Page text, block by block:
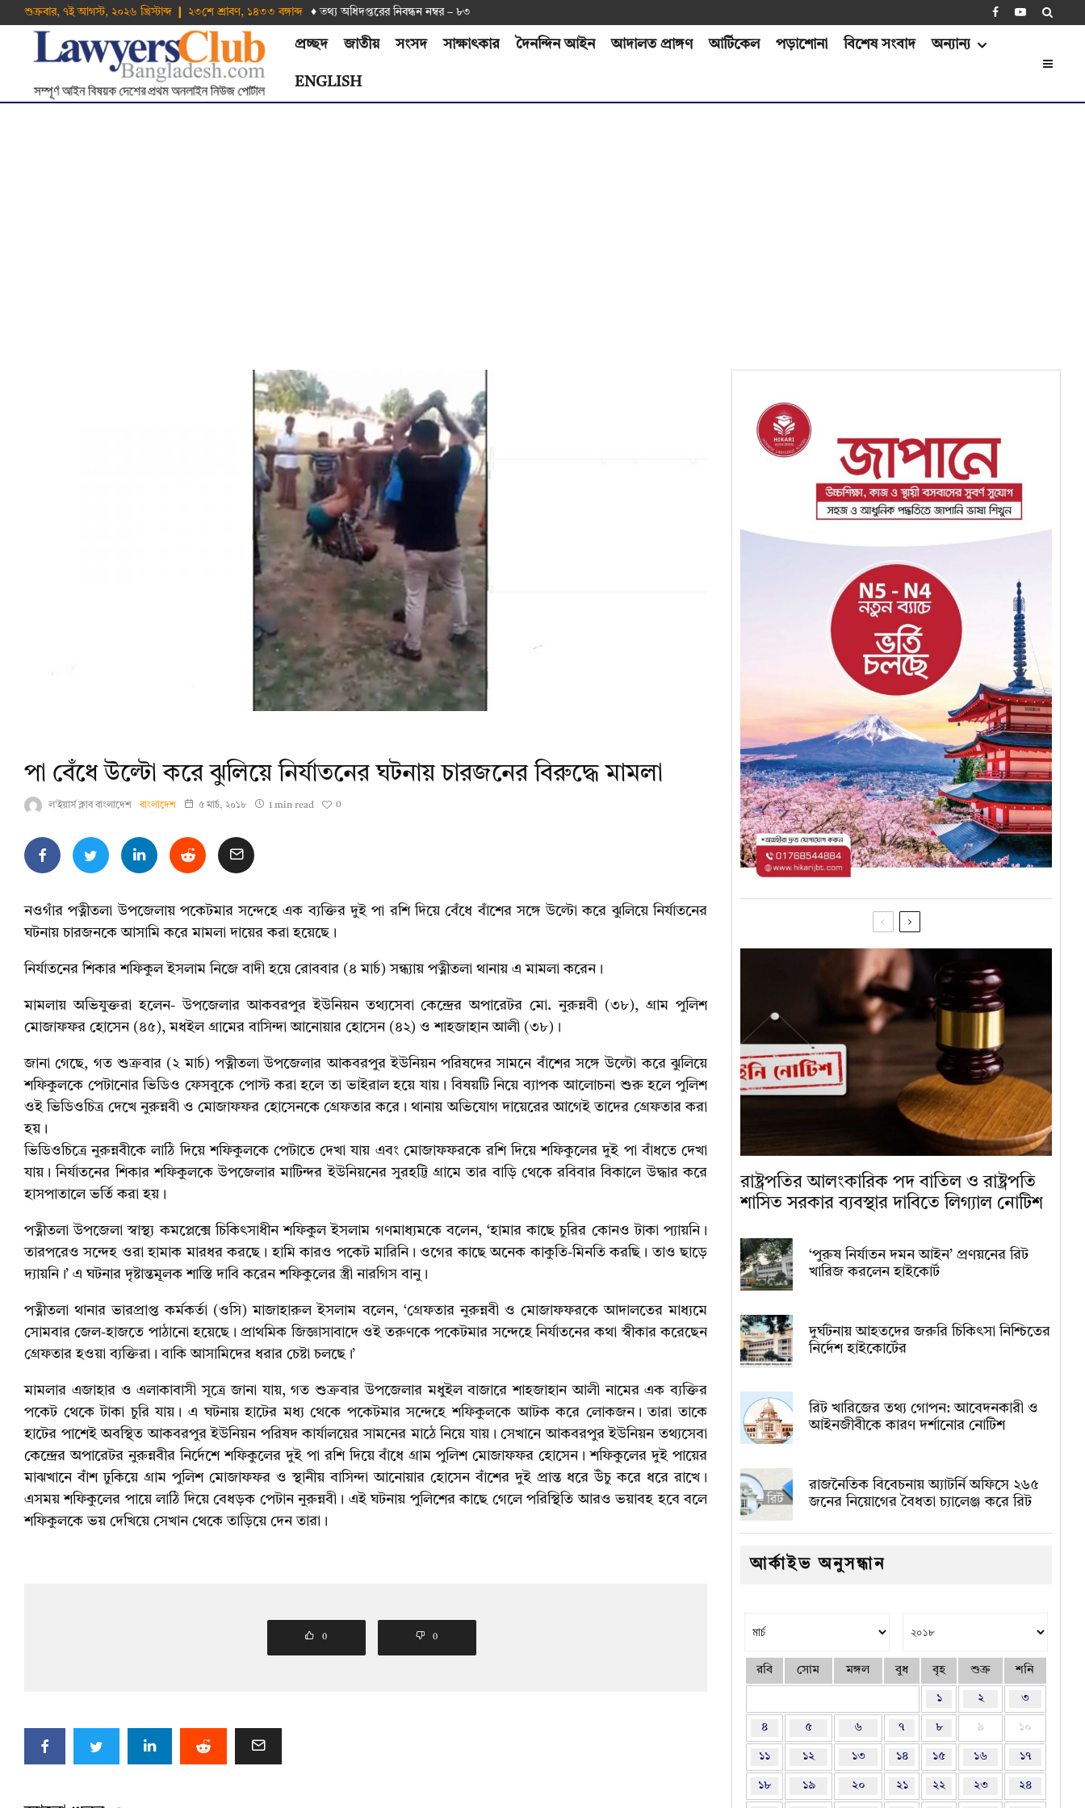
শুক্রবার, ৭ই আগস্ট, ২০২৬ খ্রিস্টাব্দ ❙ ২৩শে শ্রাবণ, ১৪৩৩ বঙ্গাব্দ ♦ তথ‌্য অ‌ধিদপ্ত‌রের নিবন্ধন নম্বর – ৮৩
প্রচ্ছদ জাতীয় সংসদ সাক্ষাৎকার দৈনন্দিন আইন আদালত প্রাঙ্গণ আর্টিকেল পড়াশোনা বিশেষ সংবাদ অন্যান্য
ENGLISH
পা বেঁধে উল্টো করে ঝুলিয়ে নির্যাতনের ঘটনায় চারজনের বিরুদ্ধে মামলা
ল'ইয়ার্স ক্লাব বাংলাদেশ বাংলাদেশ ৫ মার্চ, ২০১৮ 1 min read 0
নওগাঁর পত্নীতলা উপজেলায় পকেটমার সন্দেহে এক ব্যক্তির দুই পা রশি দিয়ে বেঁধে বাঁশের সঙ্গে উল্টো করে ঝুলিয়ে নির্যাতনের
ঘটনায় চারজনকে আসামি করে মামলা দায়ের করা হয়েছে।
নির্যাতনের শিকার শফিকুল ইসলাম নিজে বাদী হয়ে রোববার (৪ মার্চ) সন্ধ্যায় পত্নীতলা থানায় এ মামলা করেন।
মামলায় অভিযুক্তরা হলেন- উপজেলার আকবরপুর ইউনিয়ন তথ্যসেবা কেন্দ্রের অপারেটর মো. নুরুন্নবী (৩৮), গ্রাম পুলিশ
মোজাফফর হোসেন (৪৫), মধইল গ্রামের বাসিন্দা আনোয়ার হোসেন (৪২) ও শাহজাহান আলী (৩৮)।
জানা গেছে, গত শুক্রবার (২ মার্চ) পত্নীতলা উপজেলার আকবরপুর ইউনিয়ন পরিষদের সামনে বাঁশের সঙ্গে উল্টো করে ঝুলিয়ে
শফিকুলকে পেটানোর ভিডিও ফেসবুকে পোস্ট করা হলে তা ভাইরাল হয়ে যায়। বিষয়টি নিয়ে ব্যাপক আলোচনা শুরু হলে পুলিশ
ওই ভিডিওচিত্র দেখে নুরুন্নবী ও মোজাফফর হোসেনকে গ্রেফতার করে। থানায় অভিযোগ দায়েরের আগেই তাদের গ্রেফতার করা
হয়।
ভিডিওচিত্রে নুরুন্নবীকে লাঠি দিয়ে শফিকুলকে পেটাতে দেখা যায় এবং মোজাফফরকে রশি দিয়ে শফিকুলের দুই পা বাঁধতে দেখা
যায়। নির্যাতনের শিকার শফিকুলকে উপজেলার মাটিন্দর ইউনিয়নের সুরহট্টি গ্রামে তার বাড়ি থেকে রবিবার বিকালে উদ্ধার করে
হাসপাতালে ভর্তি করা হয়।
পত্নীতলা উপজেলা স্বাস্থ্য কমপ্লেক্সে চিকিৎসাধীন শফিকুল ইসলাম গণমাধ্যমকে বলেন, ‘হামার কাছে চুরির কোনও টাকা প্যায়নি।
তারপরেও সন্দেহ ওরা হামাক মারধর করছে। হামি কারও পকেট মারিনি। ওগের কাছে অনেক কাকুতি-মিনতি করছি। তাও ছাড়ে
দ্যায়নি।’ এ ঘটনার দৃষ্টান্তমূলক শাস্তি দাবি করেন শফিকুলের স্ত্রী নারগিস বানু।
পত্নীতলা থানার ভারপ্রাপ্ত কর্মকর্তা (ওসি) মাজাহারুল ইসলাম বলেন, ‘গ্রেফতার নুরুন্নবী ও মোজাফফরকে আদালতের মাধ্যমে
সোমবার জেল-হাজতে পাঠানো হয়েছে। প্রাথমিক জিজ্ঞাসাবাদে ওই তরুণকে পকেটমার সন্দেহে নির্যাতনের কথা স্বীকার করেছেন
গ্রেফতার হওয়া ব্যক্তিরা। বাকি আসামিদের ধরার চেষ্টা চলছে।’
মামলার এজাহার ও এলাকাবাসী সূত্রে জানা যায়, গত শুক্রবার উপজেলার মধুইল বাজারে শাহজাহান আলী নামের এক ব্যক্তির
পকেট থেকে টাকা চুরি যায়। এ ঘটনায় হাটের মধ্য থেকে পকেটমার সন্দেহে শফিকুলকে আটক করে লোকজন। তারা তাকে
হাটের পাশেই অবস্থিত আকবরপুর ইউনিয়ন পরিষদ কার্যালয়ের সামনের মাঠে নিয়ে যায়। সেখানে আকবরপুর ইউনিয়ন তথ্যসেবা
কেন্দ্রের অপারেটর নুরুন্নবীর নির্দেশে শফিকুলের দুই পা রশি দিয়ে বাঁধে গ্রাম পুলিশ মোজাফফর হোসেন। শফিকুলের দুই পায়ের
মাঝখানে বাঁশ ঢুকিয়ে গ্রাম পুলিশ মোজাফফর ও স্থানীয় বাসিন্দা আনোয়ার হোসেন বাঁশের দুই প্রান্ত ধরে উঁচু করে ধরে রাখে।
এসময় শফিকুলের পায়ে লাঠি দিয়ে বেধড়ক পেটান নুরুন্নবী। এই ঘটনায় পুলিশের কাছে গেলে পরিস্থিতি আরও ভয়াবহ হবে বলে
শফিকুলকে ভয় দেখিয়ে সেখান থেকে তাড়িয়ে দেন তারা।
0 0
রাষ্ট্রপতির আলংকারিক পদ বাতিল ও রাষ্ট্রপতি
শাসিত সরকার ব্যবস্থার দাবিতে লিগ্যাল নোটিশ
‘পুরুষ নির্যাতন দমন আইন’ প্রণয়নের রিট
খারিজ করলেন হাইকোর্ট
দুর্ঘটনায় আহতদের জরুরি চিকিৎসা নিশ্চিতের
নির্দেশ হাইকোর্টের
রিট খারিজের তথ্য গোপন: আবেদনকারী ও
আইনজীবীকে কারণ দর্শানোর নোটিশ
রাজনৈতিক বিবেচনায় অ‍্যাটর্নি অফিসে ২৬৫
জনের নিয়োগের বৈধতা চ্যালেঞ্জ করে রিট
আর্কাইভ অনুসন্ধান
রবি সোম মঙ্গল বুধ বৃহ শুক্র শনি
১ ২ ৩
৪ ৫ ৬ ৭ ৮ ৯ ১০
১১ ১২ ১৩ ১৪ ১৫ ১৬ ১৭
১৮ ১৯ ২০ ২১ ২২ ২৩ ২৪